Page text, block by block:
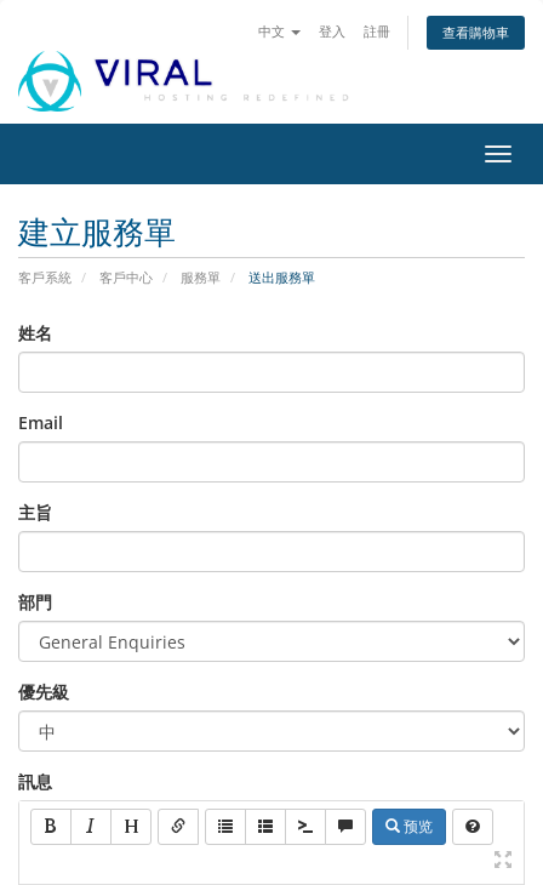
中文 登入 註冊 查看購物車
切
換
建立服務單
客戶系統 客戶中心 服務單 送出服務單
姓名
Email
主旨
部門
優先級
訊息
预览